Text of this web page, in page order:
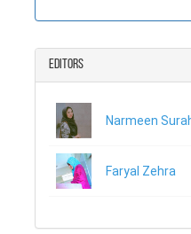
ملازمت
) سے
کی سب سے
کا
پہلی
Editors
Narmeen
Faryal Zehra